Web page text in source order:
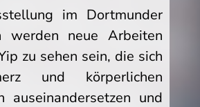
im Dortmunder
werden neue Arbeiten
zu sehen sein, die sich
und körperlichen
auseinandersetzen und